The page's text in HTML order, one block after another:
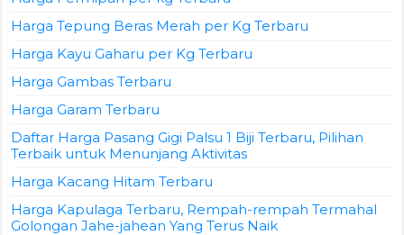
Harga Tepung Beras Merah per Kg Terbaru
Harga Kayu Gaharu per Kg Terbaru
Harga Gambas Terbaru
Harga Garam Terbaru
Daftar Harga Pasang Gigi Palsu 1 Biji Terbaru, Pilihan
Terbaik untuk Menunjang Aktivitas
Harga Kacang Hitam Terbaru
Harga Kapulaga Terbaru, Rempah-rempah Termahal
Golongan Jahe-jahean Yang Terus Naik